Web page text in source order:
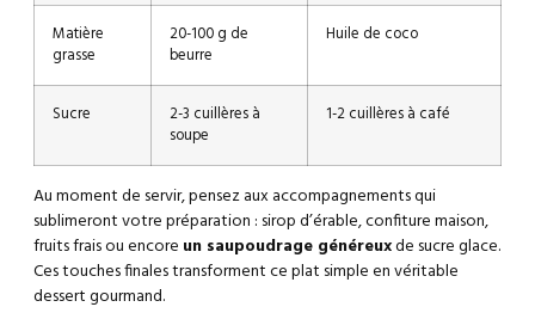
Matière
grasse
20-100 g de
beurre
Huile de coco
Sucre
2-3 cuillères à
soupe
1-2 cuillères à café
Au moment de servir, pensez aux accompagnements qui
sublimeront votre préparation : sirop d’érable, confiture maison,
fruits frais ou encore un saupoudrage généreuxde sucre glace.
Ces touches finales transforment ce plat simple en véritable
dessert gourmand.